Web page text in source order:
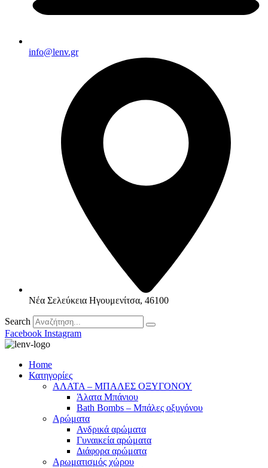
info@lenv.gr
Νέα Σελεύκεια Ηγουμενίτσα, 46100
Search
Facebook Instagram
Home
Κατηγορίες
ΑΛΑΤΑ – ΜΠΑΛΕΣ ΟΞΥΓΟΝΟΥ
Άλατα Μπάνιου
Bath Bombs – Μπάλες οξυγόνου
Αρώματα
Ανδρικά αρώματα
Γυναικεία αρώματα
Διάφορα αρώματα
Αρωματισμός χώρου